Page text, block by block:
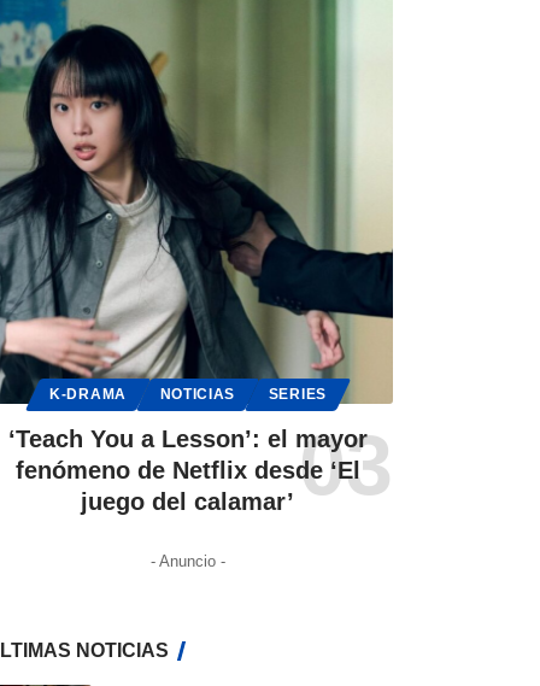
K-DRAMA NOTICIAS SERIES
‘Teach You a Lesson’: el mayor
fenómeno de Netflix desde ‘El
juego del calamar’
- Anuncio -
NOTICIAS